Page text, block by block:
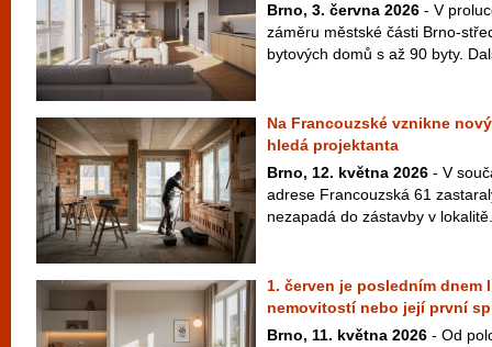
Brno, 3. června 2026 - V
záměru městské části Brno-
bytových domů s až 90 byty.
Na Francouzské vznikne
hledá projektanta
Brno, 12. května 2026 - V
adrese Francouzská 61
nezapadá do zástavby v
1. červen je posledním dnem
nemovitostí nebo její první
Brno, 11. května 2026 - Od